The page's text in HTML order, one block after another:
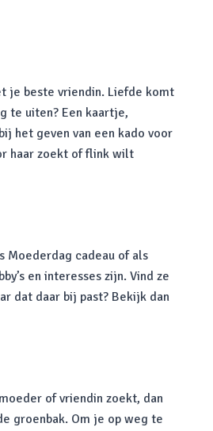
je beste vriendin. Liefde komt
te uiten? Een kaartje,
het geven van een kado voor
haar zoekt of flink wilt
Moederdag cadeau of als
en interesses zijn. Vind ze
dat daar bij past? Bekijk dan
of vriendin zoekt, dan
groenbak. Om je op weg te